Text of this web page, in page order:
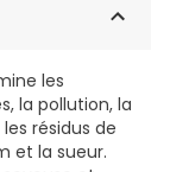
les
la pollution, la
résidus de
et la sueur.